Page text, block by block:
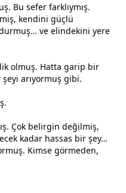
Bu sefer farklıymış.
kendini güçlü
durmuş… ve elindekini yere
olmuş. Hatta garip bir
arıyormuş gibi.
Çok belirgin değilmiş,
kadar hassas bir şey…
Kimse görmeden,